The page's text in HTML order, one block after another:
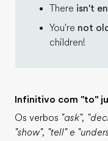
There isn't
You're not
children!
Infinitivo com "to"
Os verbos "ask",
"show", "tell" e